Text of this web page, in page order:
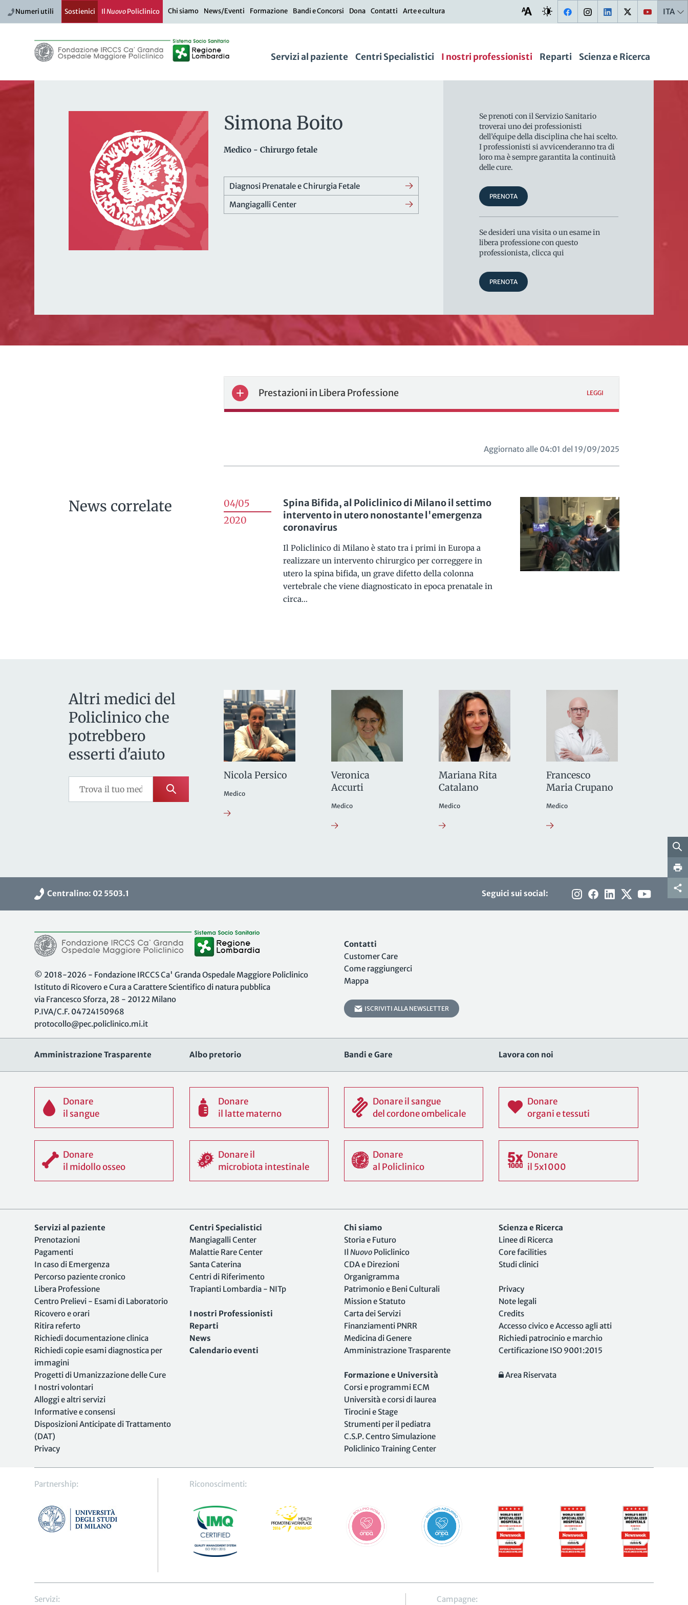
Numeri utili Sostienici IlNuovoPoliclinico Chi siamo News/Eventi Formazione Bandi e Concorsi Dona Contatti Arte e cultura ITA
Servizi al paziente Centri Specialistici I nostri professionisti Reparti Scienza e Ricerca
Simona Boito
Medico - Chirurgo fetale
Diagnosi Prenatale e Chirurgia Fetale
Mangiagalli Center
Se prenoti con il Servizio Sanitario
troverai uno dei professionisti
dell’équipe della disciplina che hai scelto.
I professionisti si avvicenderanno tra di
loro ma è sempre garantita la continuità
delle cure.
PRENOTA
Se desideri una visita o un esame in
libera professione con questo
professionista, clicca qui
PRENOTA
Prestazioni in Libera Professione LEGGI
Aggiornato alle 04:01 del 19/09/2025
News correlate
04/05
2020
Spina Bifida, al Policlinico di Milano il settimo
intervento in utero nonostante l'emergenza
coronavirus
Il Policlinico di Milano è stato tra i primi in Europa a
realizzare un intervento chirurgico per correggere in
utero la spina bifida, un grave difetto della colonna
vertebrale che viene diagnosticato in epoca prenatale in
circa...
Altri medici del
Policlinico che
potrebbero
esserti d'aiuto
Nicola Persico
Medico
Veronica
Accurti
Medico
Mariana Rita
Catalano
Medico
Francesco
Maria Crupano
Medico
Centralino: 02 5503.1 Seguici sui social:
© 2018-2026 - Fondazione IRCCS Ca' Granda Ospedale Maggiore Policlinico
Istituto di Ricovero e Cura a Carattere Scientifico di natura pubblica
via Francesco Sforza, 28 - 20122 Milano
P.IVA/C.F. 04724150968
protocollo@pec.policlinico.mi.it
Contatti
Customer Care
Come raggiungerci
Mappa
ISCRIVITI ALLA NEWSLETTER
Amministrazione Trasparente Albo pretorio Bandi e Gare Lavora con noi
Donare
il sangue
Donare
il latte materno
Donare il sangue
del cordone ombelicale
Donare
organi e tessuti
Donare
il midollo osseo
Donare il
microbiota intestinale
Donare
al Policlinico
Donare
il 5x1000
Servizi al paziente
Prenotazioni
Pagamenti
In caso di Emergenza
Percorso paziente cronico
Libera Professione
Centro Prelievi - Esami di Laboratorio
Ricovero e orari
Ritira referto
Richiedi documentazione clinica
Richiedi copie esami diagnostica per
immagini
Progetti di Umanizzazione delle Cure
I nostri volontari
Alloggi e altri servizi
Informative e consensi
Disposizioni Anticipate di Trattamento
(DAT)
Privacy
Centri Specialistici
Mangiagalli Center
Malattie Rare Center
Santa Caterina
Centri di Riferimento
Trapianti Lombardia - NITp
I nostri Professionisti
Reparti
News
Calendario eventi
Chi siamo
Storia e Futuro
Il NuovoPoliclinico
CDA e Direzioni
Organigramma
Patrimonio e Beni Culturali
Mission e Statuto
Carta dei Servizi
Finanziamenti PNRR
Medicina di Genere
Amministrazione Trasparente
Formazione e Università
Corsi e programmi ECM
Università e corsi di laurea
Tirocini e Stage
Strumenti per il pediatra
C.S.P. Centro Simulazione
Policlinico Training Center
Scienza e Ricerca
Linee di Ricerca
Core facilities
Studi clinici
Privacy
Note legali
Credits
Accesso civico e Accesso agli atti
Richiedi patrocinio e marchio
Certificazione ISO 9001:2015
Area Riservata
Partnership: Riconoscimenti:
Servizi: Campagne: